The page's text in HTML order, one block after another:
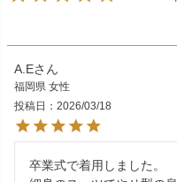
A.E
福岡県 女性
投稿日
2026/03/18
卒業式で着用しました。